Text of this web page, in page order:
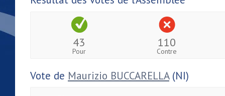
43
Pour
110
Contre
Vote de Maurizio BUCCARELLA(NI)